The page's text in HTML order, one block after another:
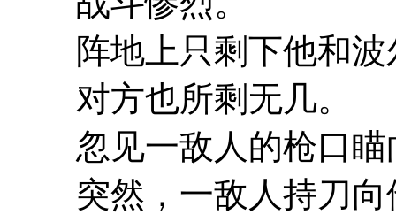
阵地上只剩下他和波
对方也所剩无几。
忽见一敌人的枪口瞄
突然，一敌人持刀向